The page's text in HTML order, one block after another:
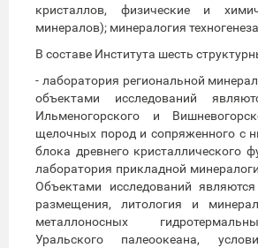
кристаллов, физические и
минералов); минералогия
В составе Института шесть
- лаборатория региональной
объектами исследований
Ильменогорского и
щелочных пород и сопряженного с
блока древнего кристаллического
лаборатория прикладной
Объектами исследований
размещения, литология и
металлоносных
Уральского палеоокеана,